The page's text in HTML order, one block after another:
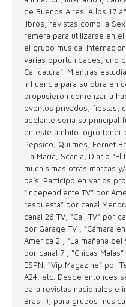
de Buenos Aires. A los 17
libros, revistas como la
remera para utilizarse en
el grupo musical
varias oportunidades, uno
Caricatura”. Mientras
influencia para su obra en
propusieron comenzar a
eventos privados, fiestas,
adelante sería su principal
en este ámbito logro tener
Pepsico, Quilmes, Fernet
Tía Maria, Scania, Diario
muchísimas otras marcas
país. Participo en varios
“Independiente TV” por
respuesta” por canal
canal 26 TV, “Call TV” por
por Garage TV , “Cámara
America 2 , “La mañana
por canal 7 , “Chicas
ESPN, “Vip Magazine” por
A24, etc. Desde entonces
para revistas nacionales e
Brasil ), para grupos